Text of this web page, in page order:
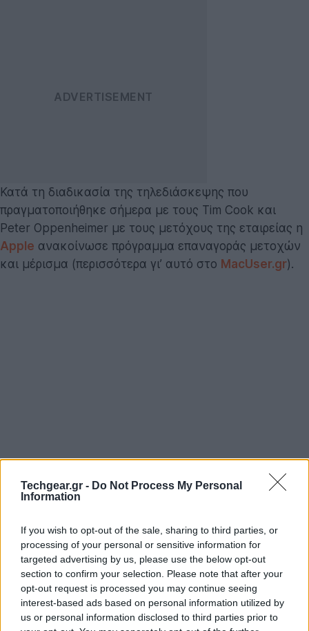
Techgear.gr - Do Not Process My Personal
Information
If you wish to opt-out of the sale, sharing to third parties, or
processing of your personal or sensitive information for
targeted advertising by us, please use the below opt-out
section to confirm your selection. Please note that after your
opt-out request is processed you may continue seeing
interest-based ads based on personal information utilized by
us or personal information disclosed to third parties prior to
Κατά τη διαδικασία της τηλεδιάσκεψης που
πραγματοποιήθηκε σήμερα με τους Tim Cook και
Peter Oppenheimer με τους μετόχους της εταιρείας η
Apple ανακοίνωσε πρόγραμμα επαναγοράς μετοχών
και μέρισμα (περισσότερα γι’ αυτό στο MacUser.gr).